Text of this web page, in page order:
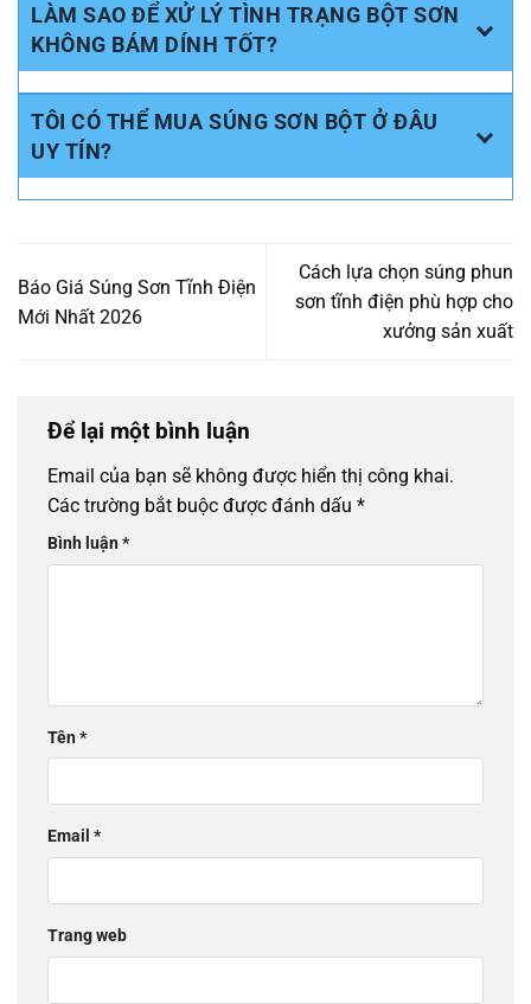
LÀM SAO ĐỂ XỬ LÝ TÌNH TRẠNG BỘT SƠN
KHÔNG BÁM DÍNH TỐT?
TÔI CÓ THỂ MUA SÚNG SƠN BỘT Ở ĐÂU
UY TÍN?
Báo Giá Súng Sơn Tĩnh Điện
Mới Nhất 2026
Cách lựa chọn súng phun
sơn tĩnh điện phù hợp cho
xưởng sản xuất
Để lại một bình luận
Email của bạn sẽ không được hiển thị công khai.
Các trường bắt buộc được đánh dấu *
Bình luận*
Tên*
Email *
Trang web